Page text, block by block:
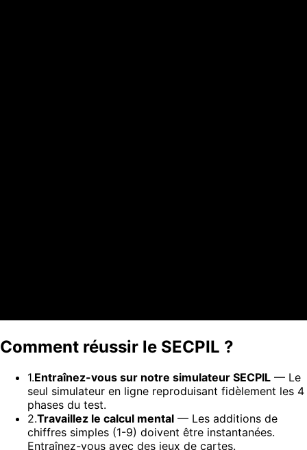
Comment réussir le SECPIL ?
1.Entraînez-vous sur notre simulateur SECPIL — Le
seul simulateur en ligne reproduisant fidèlement les 4
phases du test.
2.Travaillez le calcul mental — Les additions de
chiffres simples (1-9) doivent être instantanées.
Entraînez-vous avec des jeux de cartes.